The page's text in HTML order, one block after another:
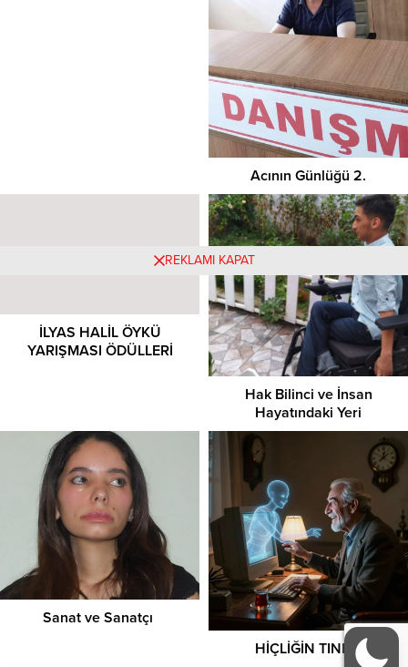
Acının Günlüğü 2.
İLYAS HALİL ÖYKÜ
YARIŞMASI ÖDÜLLERİ
Hak Bilinci ve İnsan
Hayatındaki Yeri
Sanat ve Sanatçı
HİÇLİĞİN TINISI
REKLAMI KAPAT